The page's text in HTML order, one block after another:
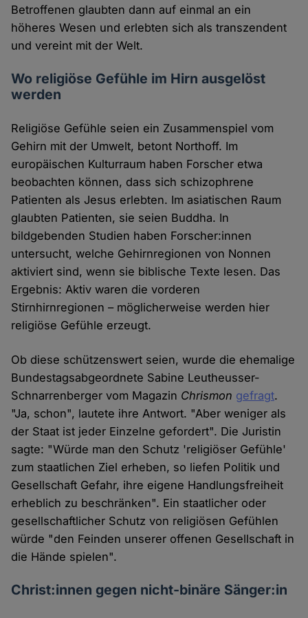
Betroffenen glaubten dann auf einmal an ein
höheres Wesen und erlebten sich als transzendent
und vereint mit der Welt.
Wo religiöse Gefühle im Hirn ausgelöst
werden
Religiöse Gefühle seien ein Zusammenspiel vom
Gehirn mit der Umwelt, betont Northoff. Im
europäischen Kulturraum haben Forscher etwa
beobachten können, dass sich schizophrene
Patienten als Jesus erlebten. Im asiatischen Raum
glaubten Patienten, sie seien Buddha. In
bildgebenden Studien haben Forscher:innen
untersucht, welche Gehirnregionen von Nonnen
aktiviert sind, wenn sie biblische Texte lesen. Das
Ergebnis: Aktiv waren die vorderen
Stirnhirnregionen – möglicherweise werden hier
religiöse Gefühle erzeugt.
Ob diese schützenswert seien, wurde die ehemalige
Bundestagsabgeordnete Sabine Leutheusser-
Schnarrenberger vom Magazin Chrismon gefragt.
"Ja, schon", lautete ihre Antwort. "Aber weniger als
der Staat ist jeder Einzelne gefordert". Die Juristin
sagte: "Würde man den Schutz 'religiöser Gefühle'
zum staatlichen Ziel erheben, so liefen Politik und
Gesellschaft Gefahr, ihre eigene Handlungsfreiheit
erheblich zu beschränken". Ein staatlicher oder
gesellschaftlicher Schutz von religiösen Gefühlen
würde "den Feinden unserer offenen Gesellschaft in
die Hände spielen".
Christ:innen gegen nicht-binäre Sänger:in